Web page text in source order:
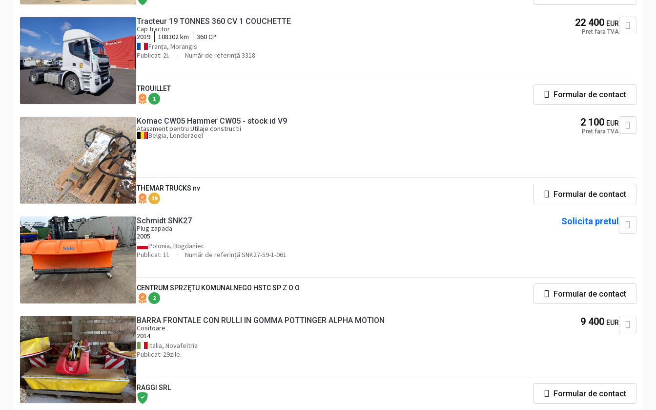
Tracteur 19 TONNES 360 CV 1 COUCHETTE
Cap tractor
2019
108302 km
360 CP
Franța, Morangis
Publicat: 2l.
Număr de referință 3318
22 400 EUR
Pret fara TVA
TROUILLET
1 Formular de contact
Komac CW05 Hammer CW05 - stock id V9
Ataşament pentru Utilaje constructii
Belgia, Londerzeel
2 100 EUR
Pret fara TVA
THEMAR TRUCKS nv
19 Formular de contact
Schmidt SNK27
Plug zapada
2005
Polonia, Bogdaniec
Publicat: 1l.
Număr de referință SNK27-59-1-061
Solicita pretul
CENTRUM SPRZĘTU KOMUNALNEGO HSTC SP Z O O
2 Formular de contact
BARRA FRONTALE CON RULLI IN GOMMA POTTINGER ALPHA MOTION
Cositoare
2014
Italia, Novafeltria
Publicat: 29zile.
9 400 EUR
RAGGI SRL
Formular de contact